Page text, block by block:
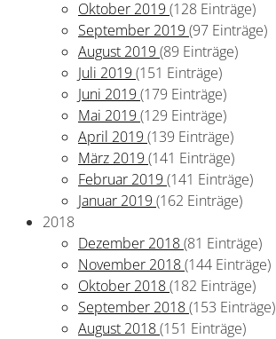
Oktober 2019 (128 Einträge)
September 2019 (97 Einträge)
August 2019 (89 Einträge)
Juli 2019 (151 Einträge)
Juni 2019 (179 Einträge)
Mai 2019 (129 Einträge)
April 2019 (139 Einträge)
März 2019 (141 Einträge)
Februar 2019 (141 Einträge)
Januar 2019 (162 Einträge)
2018
Dezember 2018(81 Einträge)
November 2018(144 Einträge)
Oktober 2018(182 Einträge)
September 2018(153 Einträge)
August 2018(151 Einträge)